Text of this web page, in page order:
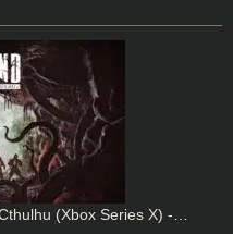
(Xbox Series X) -…